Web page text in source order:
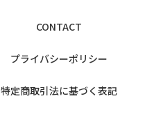
CONTACT
プライバシーポリシー
特定商取引法に基づく表記